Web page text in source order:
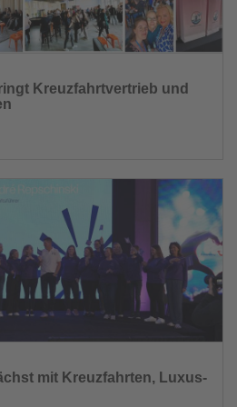
Kreuzfahrtvertrieb und
mit Kreuzfahrten, Luxus-